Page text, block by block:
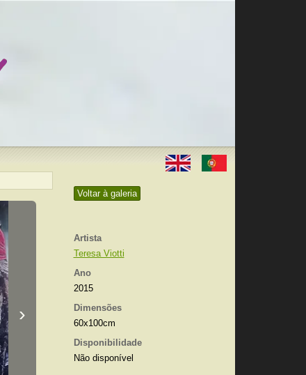
Voltar à galeria
Artista
Teresa Viotti
Ano
2015
Dimensões
60x100cm
Disponibilidade
Não disponível
›